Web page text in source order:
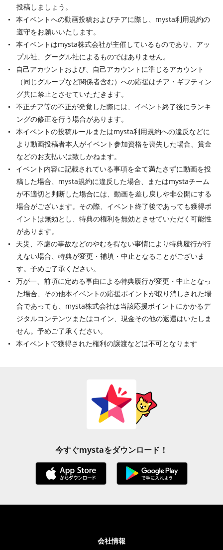
投稿しましょう。
本イベントへの動画投稿およびチアに際し、mysta利用規約の
遵守をお願いいたします。
本イベントはmysta株式会社が主催しているものであり、アッ
プル社、グーグル社によるものではありません。
自己アカウントおよび、自己アカウントに準じるアカウント
（同じグループなど関係者含む）への応援はチア・ギフティン
グ共に禁止とさせていただきます。
不正チア等の不正が発覚した際には、イベント終了後にランキ
ングの修正を行う場合があります。
本イベントの投稿ルールまたはmysta利用規約への違反などに
より動画投稿者本人がイベント参加資格を喪失した場合、賞金
などのお支払いは致しかねます。
イベント内容に記載されている事項を全て満たさずに動画を投
稿した場合、mysta規約に違反した場合、またはmystaチーム
が不適切と判断した場合には、動画を差し戻しや非公開にする
場合がございます。その際、イベント終了後であっても獲得ポ
イントは無効とし、特典の権利を無効とさせていただく可能性
があります。
天災、不慮の事故などのやむを得ない事情により特典履行が行
えない場合、特典が変更・補填・中止となることがございま
す。予めご了承ください。
万が一、前項に定める事由による特典履行が変更・中止となっ
た場合、その他本イベントの応援ポイントが取り消しされた場
合であっても、mysta株式会社は当該応援ポイントにかかるデ
ジタルコンテンツまたはコイン、現金その他の返還はいたしま
せん。予めご了承ください。
本イベントで獲得された権利の譲渡などは不可となります
今すぐmystaをダウンロード！
会社情報